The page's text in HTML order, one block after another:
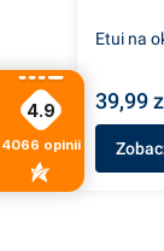
Etui na
39,99
4.9
4066 opinii